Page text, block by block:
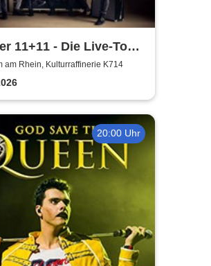
11+11 - Die Live-Tour
am Rhein, Kulturraffinerie K714
20:00 Uhr